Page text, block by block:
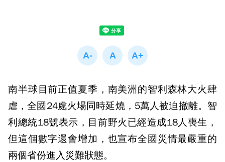
南半球目前正值夏季，南美洲的智利森林大火肆
虐，全國24處火場同時延燒，5萬人被迫撤離。智
利總統18號表示，目前野火已經造成18人喪生，
但這個數字還會增加，也宣布全國災情最嚴重的
兩個省份進入災難狀態。